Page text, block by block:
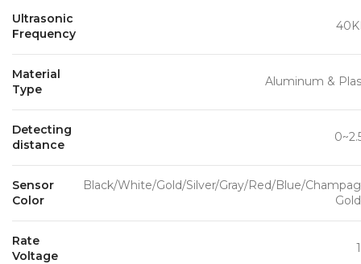
Ultrasonic
Frequency
Material
Type
Aluminum &
Detecting
distance
Sensor
Color
Black/White/Gold/Silver/Gray/Red/Blue/
Rate
Voltage